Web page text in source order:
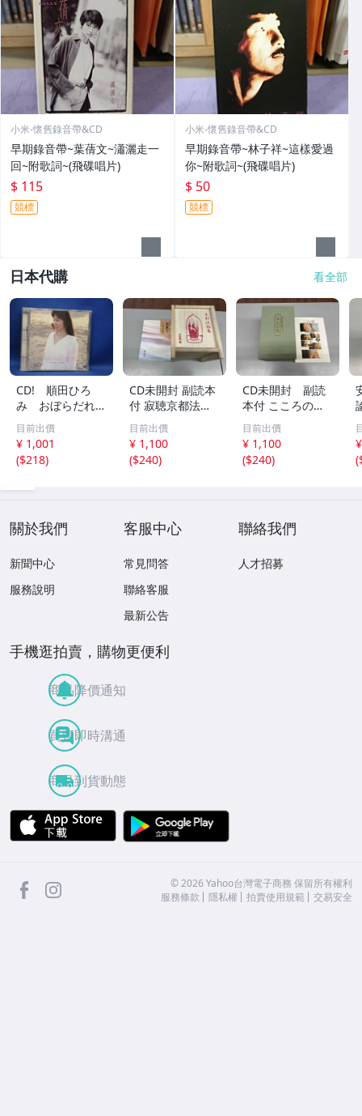
小米-懷舊錄音帶&CD
早期錄音帶~葉蒨文~瀟灑走一
回~附歌詞~(飛碟唱片)
$ 115
競標
小米-懷舊錄音帶&CD
早期錄音帶~林子祥~這樣愛過
你~附歌詞~(飛碟唱片)
$ 50
競標
日本代購 看全部
CD! 順田ひろ
み おぼらだれ
ん 帯付き OM
CD-16 42405
目前出價
¥ 1,001
($218)
CD未開封 副読本
付 寂聴京都法話
集 ユーキャン
目前出價
¥ 1,100
($240)
CD未開封 副読
本付 こころの
扉 河合隼雄講話
集
目前出價
¥ 1,100
($240)
(
關於我們
新聞中心
服務說明
客服中心
常見問答
聯絡客服
最新公告
聯絡我們
人才招募
手機逛拍賣，購物更便利
商品降價通知
買賣即時溝通
商品到貨動態
APP Store
facebook ©2026 Yahoo台灣電子商務 保留所有權利
服務條款
隱私權 拍賣使用規範 交易安全